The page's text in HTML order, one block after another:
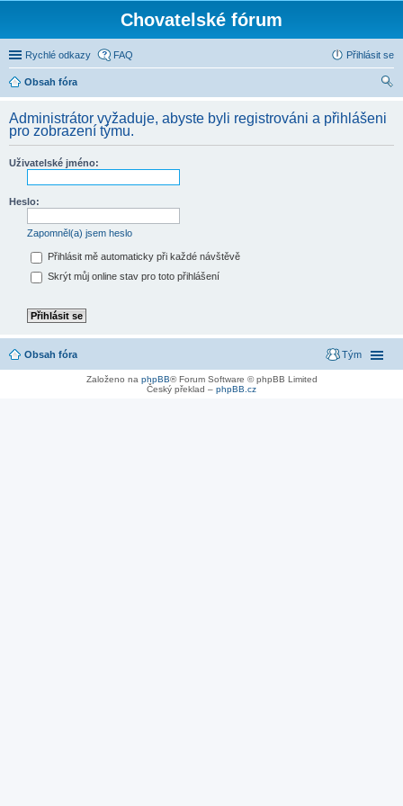
Chovatelské fórum
Rychlé odkazy FAQ Přihlásit se
Obsah fóra
Administrátor vyžaduje, abyste byli registrováni a přihlášeni
pro zobrazení týmu.
Uživatelské jméno:
Heslo:
Zapomněl(a) jsem heslo
Přihlásit mě automaticky při každé návštěvě
Skrýt můj online stav pro toto přihlášení
Obsah fóra Tým
Založeno na phpBB® Forum Software © phpBB Limited
Český překlad – phpBB.cz